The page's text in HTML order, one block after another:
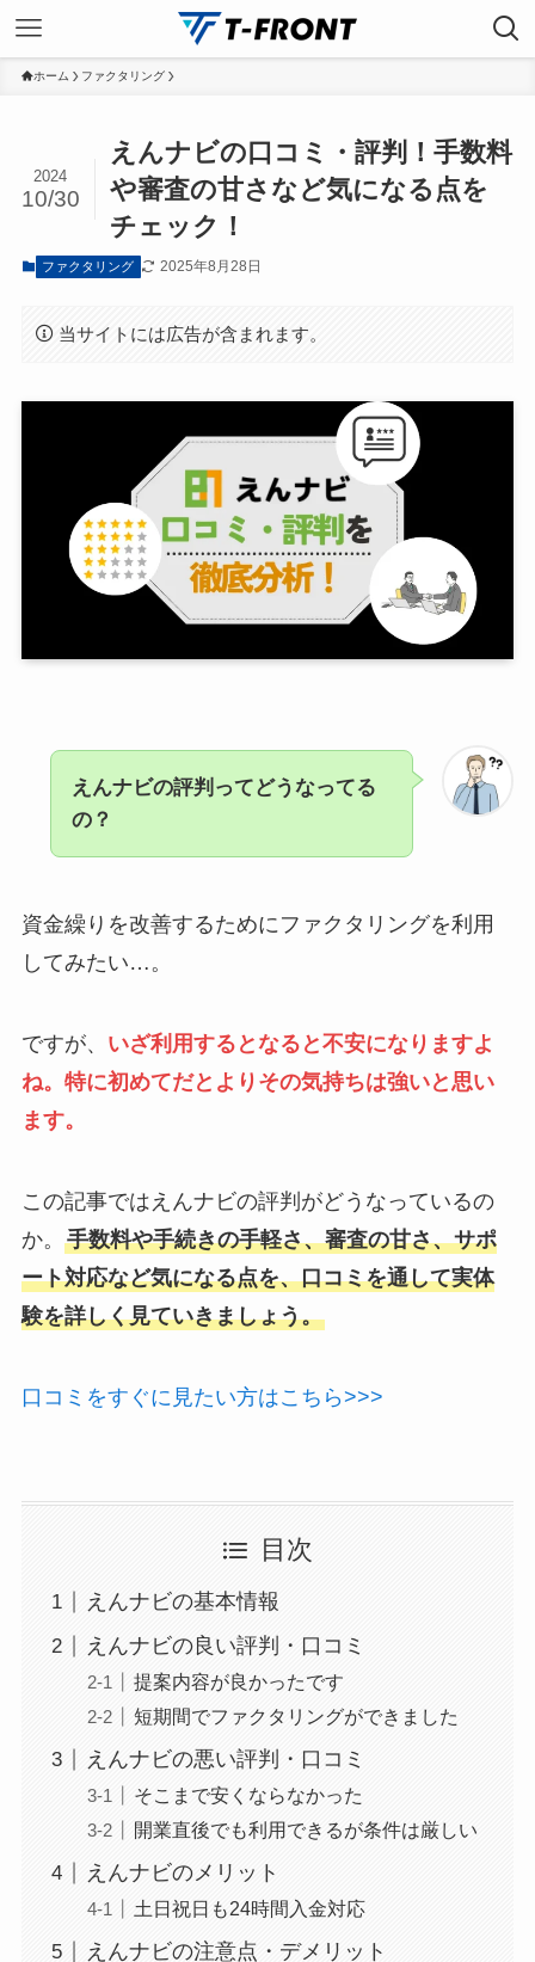
ホーム ファクタリング
えんナビの口コミ・評判！手数料
や審査の甘さなど気になる点を
チェック！
2024
10/30
ファクタリング 2025年8月28日
当サイトには広告が含まれます。
えんナビの評判ってどうなってる
の？
資金繰りを改善するためにファクタリングを利用
してみたい…。
ですが、 いざ利用するとなると不安になりますよ
ね。特に初めてだとよりその気持ちは強いと思い
ます。
この記事ではえんナビの評判がどうなっているの
か。 手数料や手続きの手軽さ、審査の甘さ、サポ
ート対応など気になる点を、口コミを通して実体
験を詳しく見ていきましょう。
口コミをすぐに見たい方はこちら>>>
目次
えんナビの基本情報
えんナビの良い評判・口コミ
提案内容が良かったです
短期間でファクタリングができました
えんナビの悪い評判・口コミ
そこまで安くならなかった
開業直後でも利用できるが条件は厳しい
えんナビのメリット
土日祝日も24時間入金対応
えんナビの注意点・デメリット